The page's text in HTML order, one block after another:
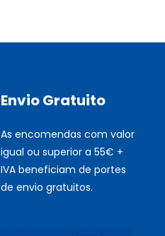
Envio Gratuito
As encomendas com valor
igual ou superior a 55€ +
IVA beneficiam de portes
de envio gratuitos.